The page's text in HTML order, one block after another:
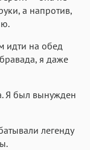
а напротив,
идти на обед
я даже
Я был вынужден
легенду